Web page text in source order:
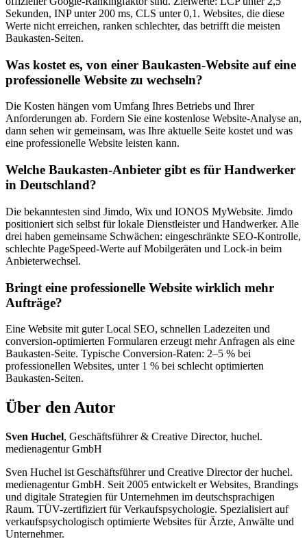
Sekunden, INP unter 200 ms, CLS unter 0,1. Websites, die diese
Werte nicht erreichen, ranken schlechter, das betrifft die meisten
Baukasten-Seiten.
Was kostet es, von einer Baukasten-Website auf eine
professionelle Website zu wechseln?
Die Kosten hängen vom Umfang Ihres Betriebs und Ihrer
Anforderungen ab. Fordern Sie eine kostenlose Website-Analyse an,
dann sehen wir gemeinsam, was Ihre aktuelle Seite kostet und was
eine professionelle Website leisten kann.
Welche Baukasten-Anbieter gibt es für Handwerker
in Deutschland?
Die bekanntesten sind Jimdo, Wix und IONOS MyWebsite. Jimdo
positioniert sich selbst für lokale Dienstleister und Handwerker. Alle
drei haben gemeinsame Schwächen: eingeschränkte SEO-Kontrolle,
schlechte PageSpeed-Werte auf Mobilgeräten und Lock-in beim
Anbieterwechsel.
Bringt eine professionelle Website wirklich mehr
Aufträge?
Eine Website mit guter Local SEO, schnellen Ladezeiten und
conversion-optimierten Formularen erzeugt mehr Anfragen als eine
Baukasten-Seite. Typische Conversion-Raten: 2–5 % bei
professionellen Websites, unter 1 % bei schlecht optimierten
Baukasten-Seiten.
Über den Autor
Sven Huchel, Geschäftsführer & Creative Director, huchel.
medienagentur GmbH
Sven Huchel ist Geschäftsführer und Creative Director der huchel.
medienagentur GmbH. Seit 2005 entwickelt er Websites, Brandings
und digitale Strategien für Unternehmen im deutschsprachigen
Raum. TÜV-zertifiziert für Verkaufspsychologie. Spezialisiert auf
verkaufspsychologisch optimierte Websites für Ärzte, Anwälte und
Unternehmer.